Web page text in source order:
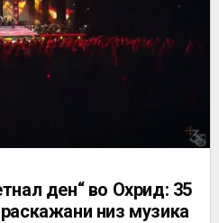
ден“ во Охрид: 35
низ музика